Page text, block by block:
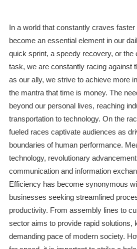
In a world that constantly craves
become an essential element in our
quick sprint, a speedy recovery, or the
task, we are constantly racing against
as our ally, we strive to achieve more
the mantra that time is money. The
beyond our personal lives, reaching
transportation to technology. On the
fueled races captivate audiences as
boundaries of human performance.
technology, revolutionary
communication and information
Efficiency has become synonymous
businesses seeking streamlined
productivity. From assembly lines to
sector aims to provide rapid solutions,
demanding pace of modern society.